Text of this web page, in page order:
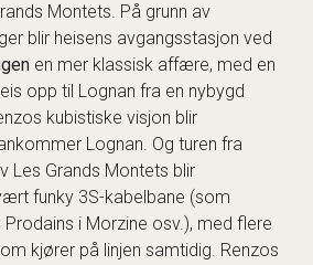
Montets. På grunn av
blir heisens avgangsstasjon ved
en mer klassisk affære, med en
opp til Lognan fra en nybygd
kubistiske visjon blir
Lognan. Og turen fra
Les Grands Montets blir
funky 3S-kabelbane (som
Prodains i Morzine osv.), med flere
kjører på linjen samtidig. Renzos